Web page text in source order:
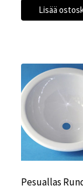
Lisää
Pesuallas